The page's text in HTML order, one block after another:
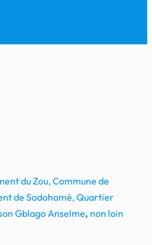
du Zou, Commune de
de Sodohomè, Quartier
Gblago Anselme, non loin